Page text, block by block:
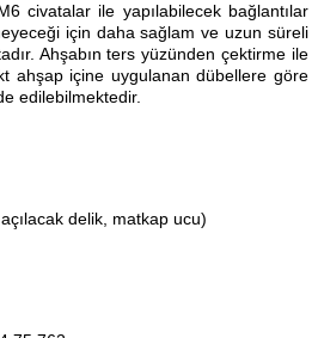
civatalar ile yapılabilecek bağlantılar
için daha sağlam ve uzun süreli
Ahşabın ters yüzünden çektirme ile
ahşap içine uygulanan dübellere göre
edilebilmektedir.
delik, matkap ucu)